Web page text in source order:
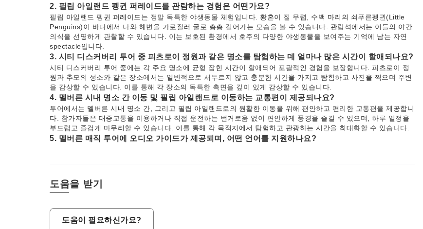
2. 필립 아일랜드 펭귄 퍼레이드를 관람하는 경험은 어떤가요?
필립 아일랜드 펭귄 퍼레이드는 정말 독특한 야생동물 체험입니다. 황혼이 질 무렵, 수백 마리의 쇠푸른펭귄(Little
Penguins)이 바다에서 나와 해변을 가로질러 굴로 총총 걸어가는 모습을 볼 수 있습니다. 관람석에서는 이들의 야간
의식을 선명하게 관찰할 수 있습니다. 이는 보호된 환경에서 호주의 다양한 야생동물을 보여주는 기억에 남는 자연
spectacle입니다.
3. 시티 디스커버리 투어 중 피츠로이 정원과 같은 명소를 탐험하는 데 얼마나 많은 시간이 할애되나요?
시티 디스커버리 투어 중에는 각 주요 명소에 균형 잡힌 시간이 할애되어 포괄적인 경험을 보장합니다. 피츠로이 정
원과 추모의 성소와 같은 장소에서는 일반적으로 서두르지 않고 충분한 시간을 가지고 탐험하고 사진을 찍으며 주변
을 감상할 수 있습니다. 이를 통해 각 장소의 독특한 측면을 깊이 있게 감상할 수 있습니다.
4. 멜버른 시내 명소 간 이동 및 필립 아일랜드로 이동하는 교통편이 제공되나요?
투어에서는 멜버른 시내 명소 간, 그리고 필립 아일랜드로의 원활한 이동을 위해 편안하고 편리한 교통편을 제공합니
다. 참가자들은 대중교통을 이용하거나 직접 운전하는 번거로움 없이 편안하게 풍경을 즐길 수 있으며, 하루 일정을
부드럽고 즐겁게 마무리할 수 있습니다. 이를 통해 각 목적지에서 탐험하고 관광하는 시간을 최대화할 수 있습니다.
5. 멜버른 매직 투어에 오디오 가이드가 제공되며, 어떤 언어를 지원하나요?
6. 추모의 성소(Shrine of Remembrance)는 멜버른에서 어떤 역사적 의미를 가지고 있나요?
추모의 성소는 전쟁 및 평화 유지 작전에 참전했던 호주인들에게 헌정된 멜버른의 강력하고 중요한 기념관입니다. 희
문화에 미친 영향에 대해 배울 기회를 제공합니다.
7. 멜버른 크리켓 경기장(MCG) 앞마당에서 방문객들이 무엇을 보고 할 수 있나요?
도움을 받기
도움이 필요하신가요?